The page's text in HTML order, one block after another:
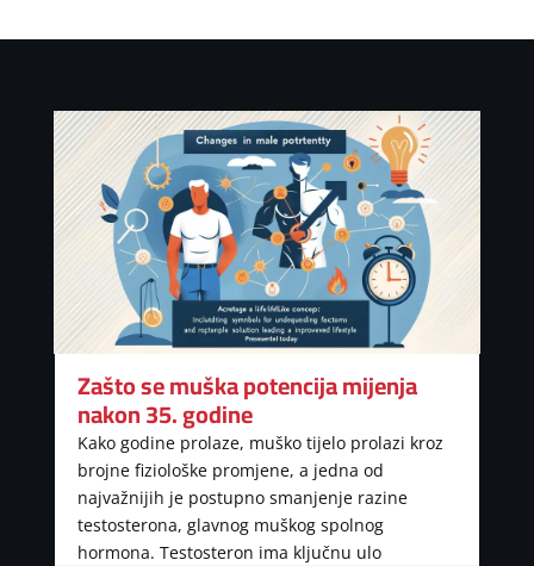
Zašto se muška potencija mijenja
nakon 35. godine
Kako godine prolaze, muško tijelo prolazi kroz
brojne fiziološke promjene, a jedna od
najvažnijih je postupno smanjenje razine
testosterona, glavnog muškog spolnog
hormona. Testosteron ima ključnu ulo